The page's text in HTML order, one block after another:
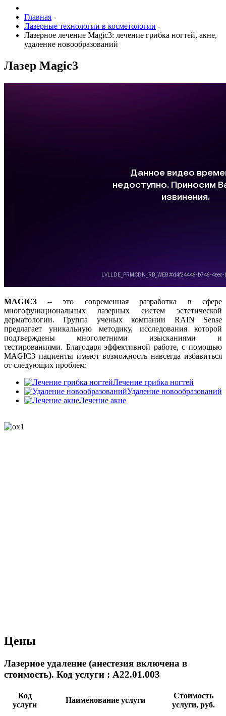
Главная -
Лазерные технологии в косметологии -
Лазерное лечение Magic3: лечение грибка ногтей, акне,
удаление новообразований
Лазер Magic3
MAGIC3 – это современная разработка в сфере
многофункциональных лазерных систем эстетической
дерматологии. Группа ученых компании RAIN Sense
предлагает уникальную методику, исследования которой
подтверждены многолетними изысканиями и
тестированиями. Благодаря эффективной работе, с помощью
MAGIC3 пациенты имеют возможность навсегда избавиться
от следующих проблем:
Лечение грибка ногтей
Удаление новообразований
Лечение акне
Цены
Лазерное удаление (анестезия включена в
стоимость). Код услуги : А22.01.003
Код
услуги
Наименование услуги
Стоимость
услуги, руб.